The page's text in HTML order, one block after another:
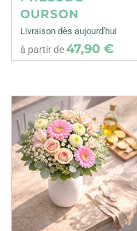
OURSON
Livraison dès aujourd'hui
à partir de47,90 €